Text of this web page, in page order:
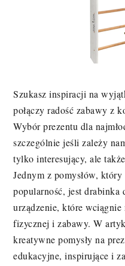
Szukasz inspiracji na
połączy radość zabawy z
Wybór prezentu dla
szczególnie jeśli zależy
tylko interesujący, ale
Jednym z pomysłów,
popularność, jest drabinka
urządzenie, które
fizycznej i zabawy. W
kreatywne pomysły na
edukacyjne, inspirujące i